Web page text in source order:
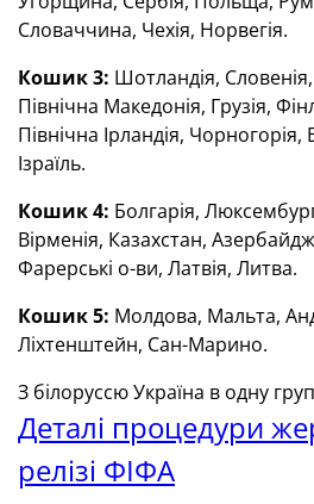
Словаччина, Чехія, Норвегія.
Кошик 3: Шотландія, Словенія,
Північна Македонія, Грузія,
Північна Ірландія, Чорногорія,
Ізраїль.
Кошик 4: Болгарія,
Вірменія, Казахстан,
Фарерські о-ви, Латвія, Литва.
Кошик 5: Молдова, Мальта,
Ліхтенштейн, Сан-Марино.
З білоруссю Україна в одну
Деталі процедури
релізі ФІФА